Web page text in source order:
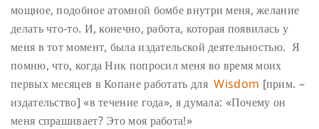
мощное, подобное атомной бомбе внутри меня, желание
делать что-то. И, конечно, работа, которая появилась у
меня в тот момент, была издательской деятельностью. Я
помню, что, когда Ник попросил меня во время моих
первых месяцев в Копане работать дляWisdom [прим. –
издательство] «в течение года», я думала: «Почему он
меня спрашивает? Это моя работа!»